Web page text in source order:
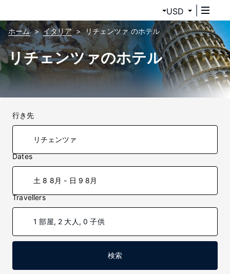
USD
ホーム イタリア リチェンツァ のホテル
リチェンツァのホテル
行き先
Dates
土 8 8月 - 日 9 8月
Travellers
1 部屋, 2 大人, 0 子供
検索